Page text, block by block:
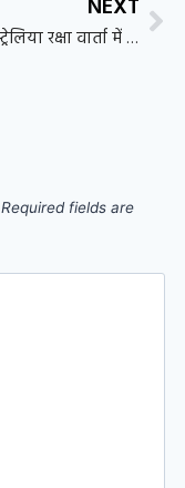
NEXT
भारत-ऑस्ट्रेलिया रक्षा वार्ता में रणनीतिक साझेदारी पर जोर, रक्षा सहयोग को नई ऊंचाइयों तक ले जाने पर सहमति
Required fields are